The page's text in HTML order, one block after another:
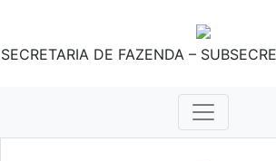
SECRETARIA DE FAZENDA –